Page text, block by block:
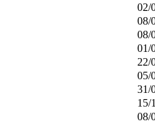
02/
08/
08/
01/
22/
05/
31/
15/
08/